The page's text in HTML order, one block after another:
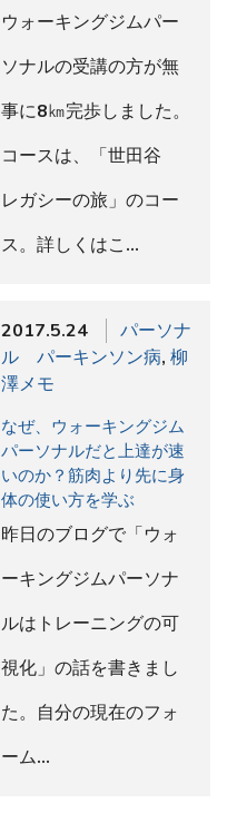
ウォーキングジムパー
ソナルの受講の方が無
事に8㎞完歩しました。
コースは、「世田谷
レガシーの旅」のコー
ス。詳しくはこ…
2017.5.24
パーソナ
ル パーキンソン病, 柳
澤メモ
なぜ、ウォーキングジム
パーソナルだと上達が速
いのか？筋肉より先に身
体の使い方を学ぶ
昨日のブログで「ウォ
ーキングジムパーソナ
ルはトレーニングの可
視化」の話を書きまし
た。自分の現在のフォ
ーム…